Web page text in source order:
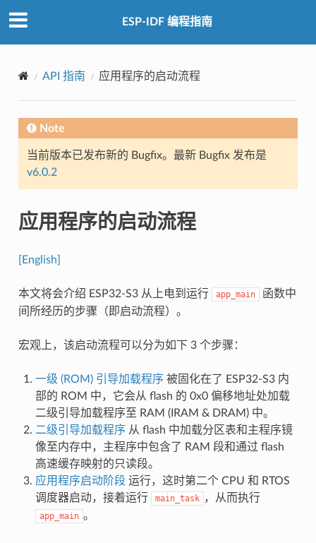
ESP-IDF 编程指南
API 指南 应用程序的启动流程
Note
当前版本已发布新的 Bugfix。最新 Bugfix 发布是
v6.0.2
应用程序的启动流程
[English]
本文将会介绍 ESP32-S3 从上电到运行 app_main
函数中
间所经历的步骤（即启动流程）。
宏观上，该启动流程可以分为如下 3 个步骤：
一级 (ROM) 引导加载程序 被固化在了 ESP32-S3 内
部的 ROM 中，它会从 flash 的 0x0 偏移地址处加载
二级引导加载程序至 RAM (IRAM & DRAM) 中。
二级引导加载程序 从 flash 中加载分区表和主程序镜
像至内存中，主程序中包含了 RAM 段和通过 flash
高速缓存映射的只读段。
应用程序启动阶段运行，这时第二个 CPU 和 RTOS
调度器启动，接着运行
main_task ，从而执行
app_main 。